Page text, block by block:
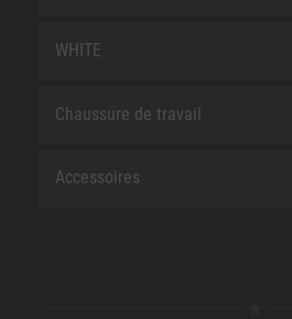
WHITE
Chaussure de travail
Accessoires